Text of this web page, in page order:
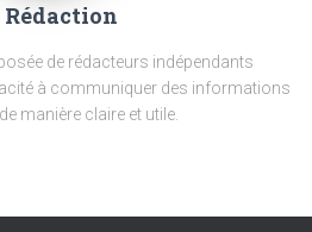
Rédaction
de rédacteurs indépendants
à communiquer des informations
manière claire et utile.